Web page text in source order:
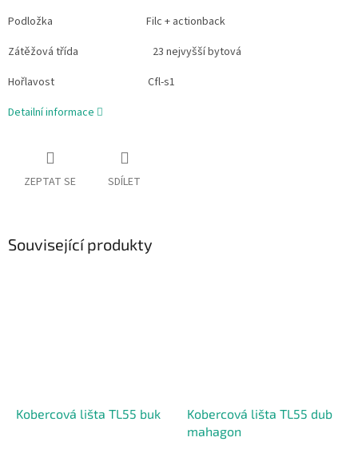
Podložka Filc + actionback
Zátěžová třída 23 nejvyšší bytová
Hořlavost Cfl-s1
Detailní informace
ZEPTAT SE SDÍLET
Související produkty
Kobercová lišta TL55 buk
Kobercová lišta TL55 dub
mahagon